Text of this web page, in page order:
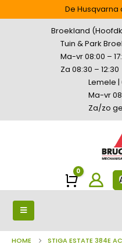
De
Broekland
Tuin & Park
Ma-vr 08:00 –
Za 08:30 – 12:30
Lemele |
Ma-vr
Za/zo
0
HOME
STIGA ESTATE 384E